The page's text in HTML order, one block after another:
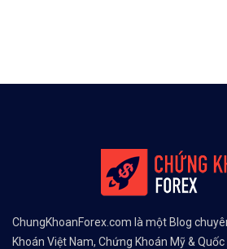
ChungKhoanForex.com là một Blog
Khoán Việt Nam, Chứng Khoán Mỹ &